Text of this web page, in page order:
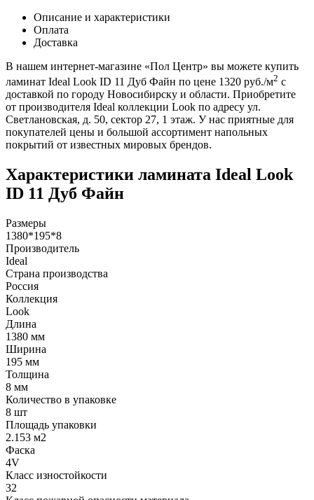
Описание и характеристики
Оплата
Доставка
В нашем интернет-магазине «Пол Центр» вы можете купить
ламинат Ideal Look ID 11 Дуб Файн по цене 1320 руб./м2 с
доставкой по городу Новосибирску и области. Приобретите
от производителя Ideal коллекции Look по адресу ул.
Светлановская, д. 50, сектор 27, 1 этаж. У нас приятные для
покупателей цены и большой ассортимент напольных
покрытий от известных мировых брендов.
Характеристики ламината Ideal Look
ID 11 Дуб Файн
Размеры
1380*195*8
Производитель
Ideal
Страна производства
Россия
Коллекция
Look
Длина
1380 мм
Ширина
195 мм
Толщина
8 мм
Количество в упаковке
8 шт
Площадь упаковки
2.153 м2
Фаска
4V
Класс изностойкости
32